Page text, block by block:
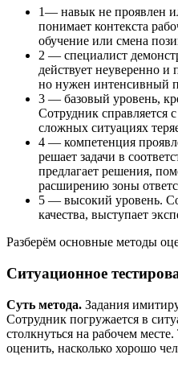
1— навык не проявлен
понимает контекста
обучение или смена
2 — специалист
действует неуверенно и
но нужен интенсивный
3 — базовый уровень,
Сотрудник справляется
сложных ситуациях
4 — компетенция
решает задачи в
предлагает решения,
расширению зоны
5 — высокий уровень.
качества, выступает
Разберём основные методы
Ситуационное
Суть метода. Задания
Сотрудник погружается в
столкнуться на рабочем
оценить, насколько хорошо